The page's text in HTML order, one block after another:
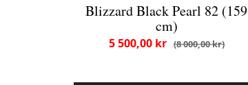
Blizzard Black Pearl 82 (159
cm)
8 000,00 kr
5 500,00 kr